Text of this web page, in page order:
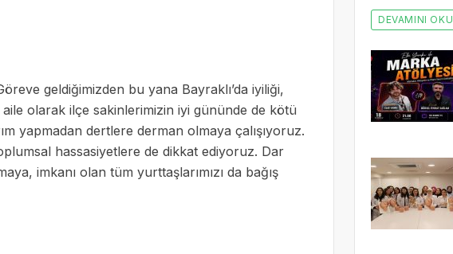
geldiğimizden bu yana Bayraklı’da iyiliği,
olarak ilçe sakinlerimizin iyi gününde de kötü
yapmadan dertlere derman olmaya çalışıyoruz.
hassasiyetlere de dikkat ediyoruz. Dar
imkanı olan tüm yurttaşlarımızı da bağış
DEVAMINI OKU